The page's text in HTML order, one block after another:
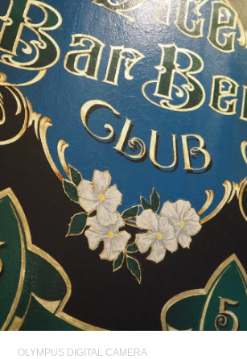
OLYMPUS DIGITAL CAMERA